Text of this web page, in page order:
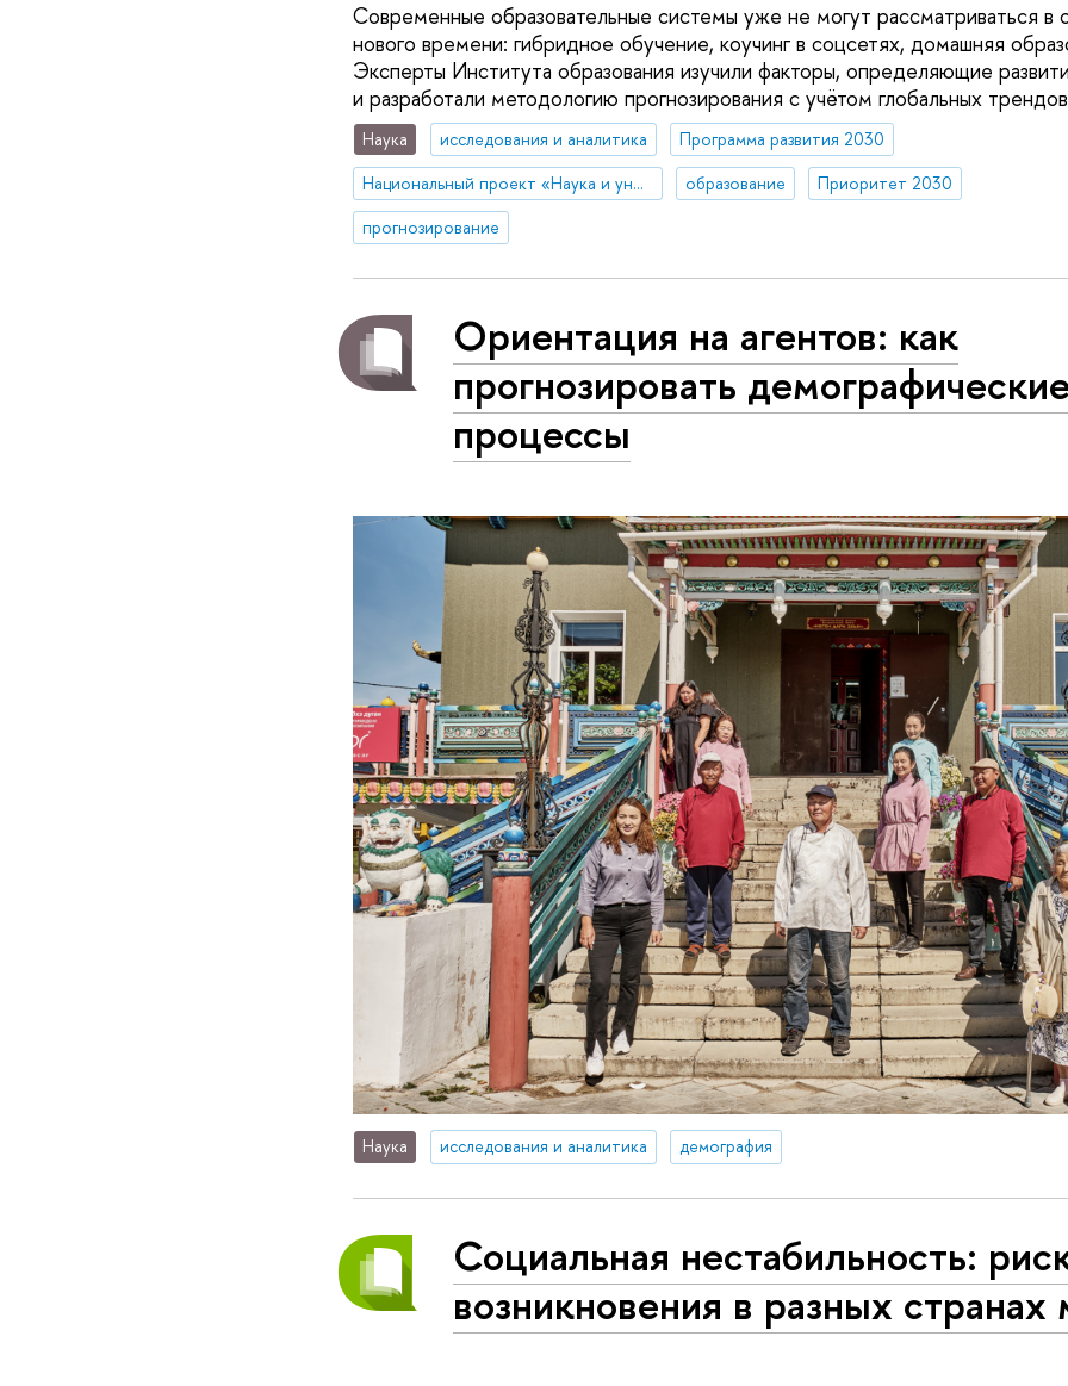
Современные образовательные системы уже не могут рассматриваться в
нового времени: гибридное обучение, коучинг в соцсетях, домашняя
Эксперты Института образования изучили факторы, определяющие
и разработали методологию прогнозирования с учётом глобальных
Наука исследования и аналитика
Программа развития 2030
Национальный проект «Наука и университеты»
образование
Приоритет 2030
прогнозирование
Ориентация на агентов: как
прогнозировать
процессы
Наука исследования и аналитика демография
Социальная нестабильность:
возникновения в разных странах